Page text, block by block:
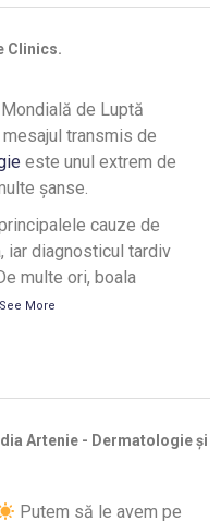
Clinics.
de Luptă
transmis de
este unul extrem de
șanse.
cauze de
iar diagnosticul tardiv
multe ori, boala
See More
Artenie - Dermatologie și
Putem să le avem pe